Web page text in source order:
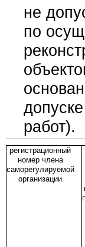
не
по
работ).
регистрационный
номер члена
саморегулируемой
организации